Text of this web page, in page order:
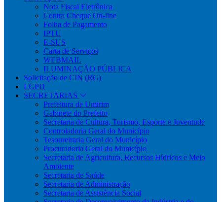
Nota Fiscal Eletrônica
Contra Cheque On-line
Folha de Pagamento
IPTU
E-SUS
Carta de Serviços
WEBMAIL
ILUMINAÇÃO PÚBLICA
Solicitação de CIN (RG)
LGPD
SECRETARIAS
Prefeitura de Umirim
Gabinete do Prefeito
Secretaria de Cultura, Turismo, Esporte e Juventude
Controladoria Geral do Município
Tesoureiraria Geral do Município
Procuradoria Geral do Município
Secretaria de Agricultura, Recursos Hídricos e Meio
Ambiente
Secretaria de Saúde
Secretaria de Administração
Secretaria de Assistência Social